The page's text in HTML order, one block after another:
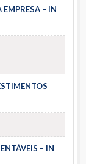
– IN
– IN